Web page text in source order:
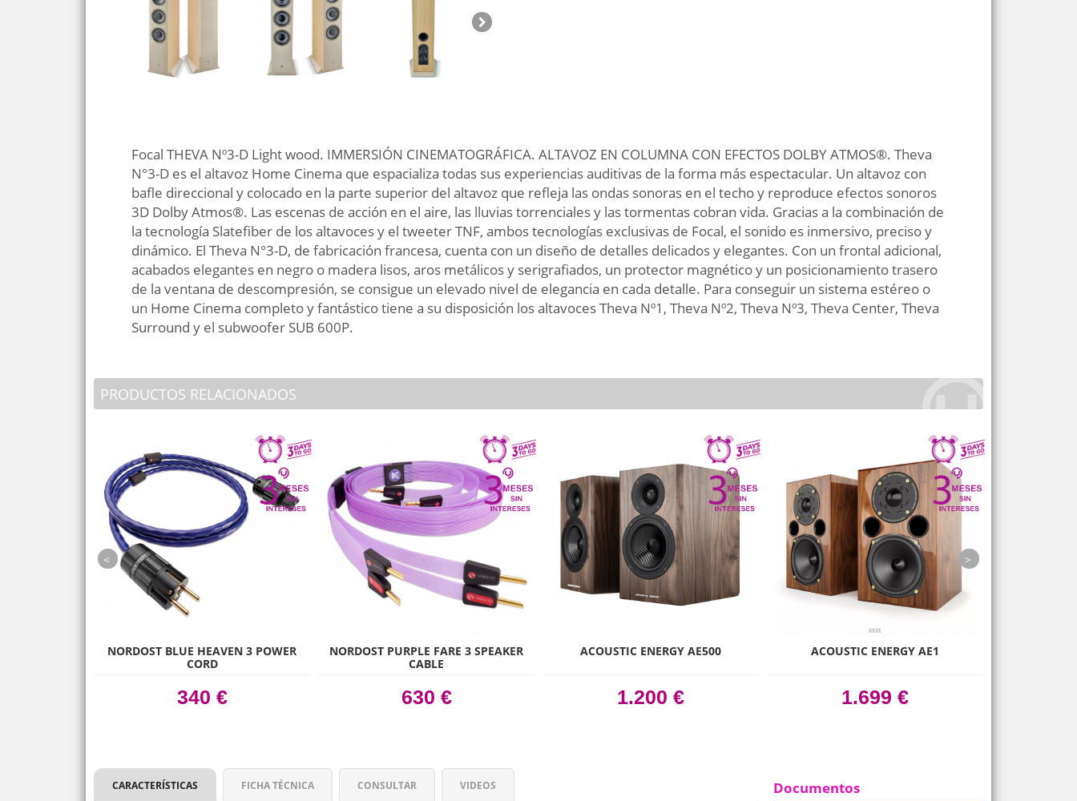
Focal THEVA Nº3-D Light wood. IMMERSIÓN CINEMATOGRÁFICA. ALTAVOZ EN COLUMNA CON EFECTOS DOLBY ATMOS®. Theva
N°3-D es el altavoz Home Cinema que espacializa todas sus experiencias auditivas de la forma más espectacular. Un altavoz con
bafle direccional y colocado en la parte superior del altavoz que refleja las ondas sonoras en el techo y reproduce efectos sonoros
3D Dolby Atmos®. Las escenas de acción en el aire, las lluvias torrenciales y las tormentas cobran vida. Gracias a la combinación de
la tecnología Slatefiber de los altavoces y el tweeter TNF, ambos tecnologías exclusivas de Focal, el sonido es inmersivo, preciso y
dinámico. El Theva N°3-D, de fabricación francesa, cuenta con un diseño de detalles delicados y elegantes. Con un frontal adicional,
acabados elegantes en negro o madera lisos, aros metálicos y serigrafiados, un protector magnético y un posicionamiento trasero
de la ventana de descompresión, se consigue un elevado nivel de elegancia en cada detalle. Para conseguir un sistema estéreo o
un Home Cinema completo y fantástico tiene a su disposición los altavoces Theva Nº1, Theva Nº2, Theva Nº3, Theva Center, Theva
Surround y el subwoofer SUB 600P.
PRODUCTOS RELACIONADOS
NORDOST BLUE HEAVEN 3 POWER
CORD
340 €
NORDOST PURPLE FARE 3 SPEAKER
CABLE
630 €
ACOUSTIC ENERGY AE500
1.200 €
ACOUSTIC ENERGY AE1
1.699 €
prev
CARACTERÍSTICAS FICHA TÉCNICA CONSULTAR VIDEOS Documentos